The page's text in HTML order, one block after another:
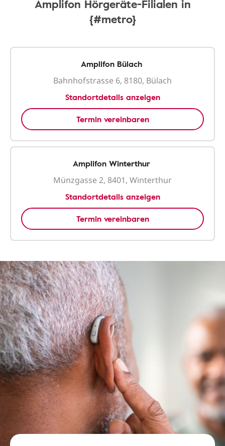
Amplifon Hörgeräte-Filialen in
{#metro}
Amplifon Bülach
Bahnhofstrasse 6, 8180, Bülach
Standortdetails anzeigen
Termin vereinbaren
Amplifon Winterthur
Münzgasse 2, 8401, Winterthur
Standortdetails anzeigen
Termin vereinbaren